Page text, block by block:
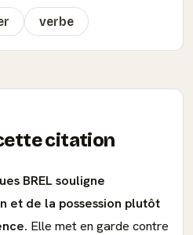
verbe
citation
BREL souligne
et de la possession plutôt
Elle met en garde contre